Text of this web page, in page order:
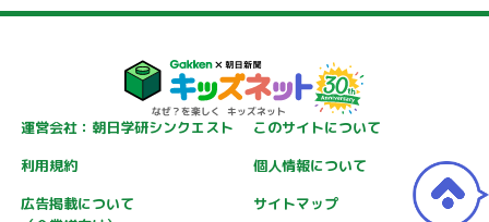
運営会社：朝日学研シンクエスト
このサイトについて
利用規約
個人情報について
広告掲載について
サイトマップ